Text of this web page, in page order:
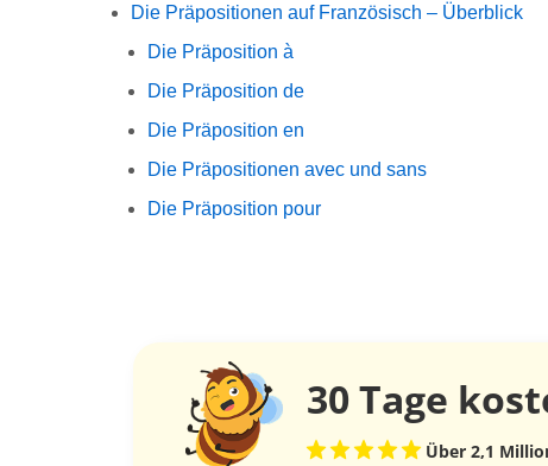
Die Präpositionen auf Französisch – Überblick
Die Präposition à
Die Präposition de
Die Präposition en
Die Präpositionen avec und sans
Die Präposition pour
30 Tage
Über 2,1